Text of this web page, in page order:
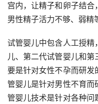
宫内，让精子和卵子结
男性精子活力不够、弱精
试管婴儿中包含人工授精
儿、第二代试管婴儿和
要是针对女性不孕而研
管婴儿是针对男性不育
管婴儿技术是针对各种